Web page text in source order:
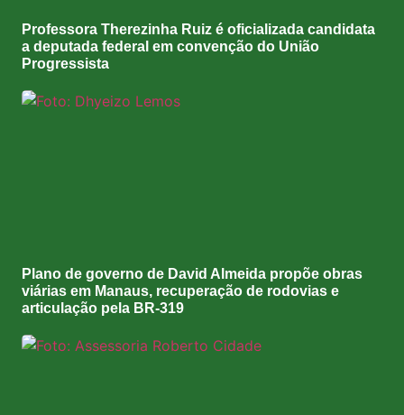
Professora Therezinha Ruiz é oficializada candidata
a deputada federal em convenção do União
Progressista
Plano de governo de David Almeida propõe obras
viárias em Manaus, recuperação de rodovias e
articulação pela BR-319